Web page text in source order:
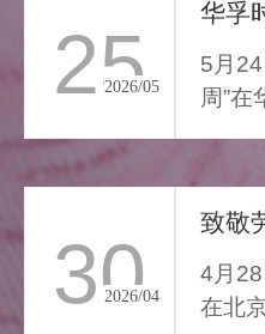
家门，我们亟需
绪”的柔色。家
柔结界”缝进每
逃离，换上这身
让外界紧绷沉
呼吸慢下来，
所有情绪的栖居
25
2026/05
华孚
5月
周”在
30
2026/04
致敬
4月
在北